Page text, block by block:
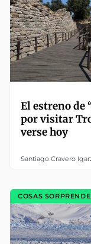
El estreno de
por visitar
verse hoy
Santiago Cravero
COSAS